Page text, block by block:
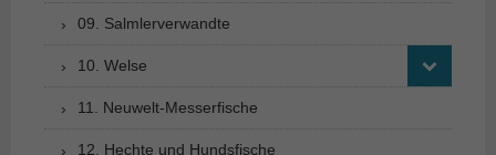
09. Salmlerverwandte
10. Welse
11. Neuwelt-Messerfische
12. Hechte und Hundsfische